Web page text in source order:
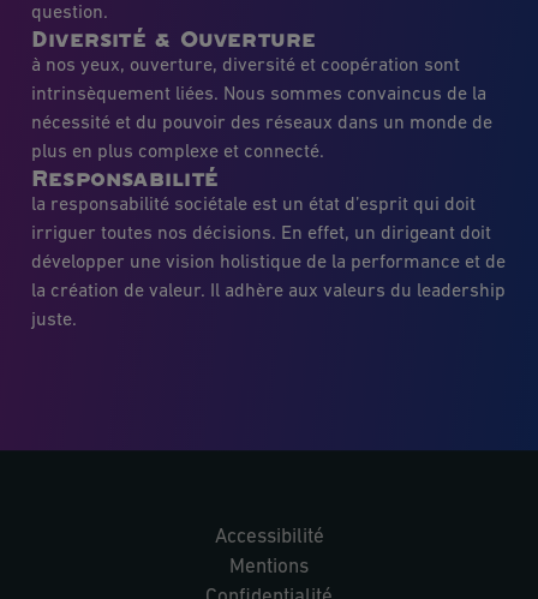
question.
Diversité & Ouverture
à nos yeux, ouverture, diversité et coopération sont
intrinsèquement liées. Nous sommes convaincus de la
nécessité et du pouvoir des réseaux dans un monde de
plus en plus complexe et connecté.
Responsabilité
la responsabilité sociétale est un état d’esprit qui doit
irriguer toutes nos décisions. En effet, un dirigeant doit
développer une vision holistique de la performance et de
la création de valeur. Il adhère aux valeurs du leadership
juste.
Accessibilité
Mentions